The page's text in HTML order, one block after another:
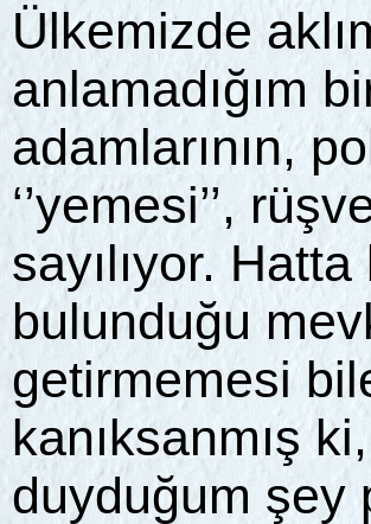
Ülkemizde
anlamadığım
adamlarının,
‘’yemesi’’,
sayılıyor.
bulunduğu
getirmemesi
kanıksanmış
duyduğum şey